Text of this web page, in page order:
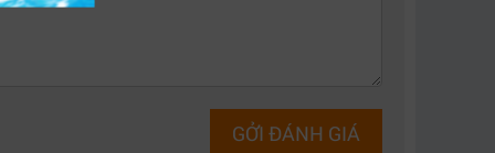
GỞI ĐÁNH GIÁ